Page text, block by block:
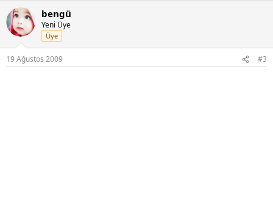
bengü
Yeni Üye
Üye
19 Ağustos 2009 #3